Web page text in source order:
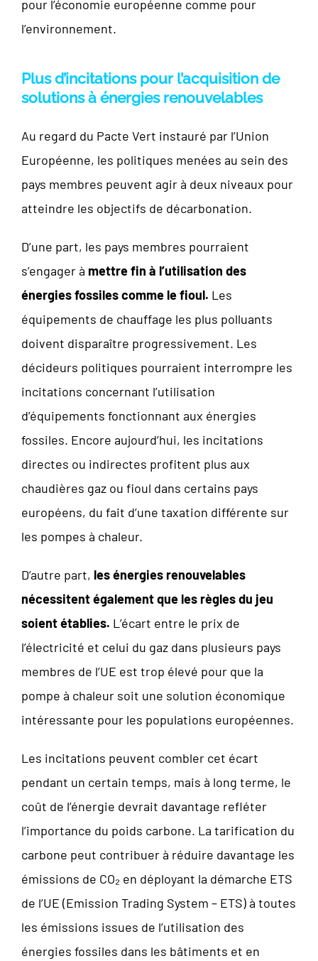
pour l’économie européenne comme pour
l’environnement.
Plus d’incitations pour l’acquisition de
solutions à énergies renouvelables
Au regard du Pacte Vert instauré par l’Union
Européenne, les politiques menées au sein des
pays membres peuvent agir à deux niveaux pour
atteindre les objectifs de décarbonation.
D’une part, les pays membres pourraient
s’engager à mettre fin à l’utilisation des
énergies fossiles comme le fioul. Les
équipements de chauffage les plus polluants
doivent disparaître progressivement. Les
décideurs politiques pourraient interrompre les
incitations concernant l’utilisation
d’équipements fonctionnant aux énergies
fossiles. Encore aujourd’hui, les incitations
directes ou indirectes profitent plus aux
chaudières gaz ou fioul dans certains pays
européens, du fait d’une taxation différente sur
les pompes à chaleur.
D’autre part, les énergies renouvelables
nécessitent également que les règles du jeu
soient établies. L’écart entre le prix de
l’électricité et celui du gaz dans plusieurs pays
membres de l’UE est trop élevé pour que la
pompe à chaleur soit une solution économique
intéressante pour les populations européennes.
Les incitations peuvent combler cet écart
pendant un certain temps, mais à long terme, le
coût de l’énergie devrait davantage refléter
l’importance du poids carbone. La tarification du
carbone peut contribuer à réduire davantage les
émissions de CO₂ en déployant la démarche ETS
de l’UE (Emission Trading System – ETS) à toutes
les émissions issues de l’utilisation des
énergies fossiles dans les bâtiments et en